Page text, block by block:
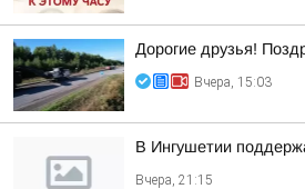
Дорогие друзья!
Вчера, 15:03
В Ингушетии
Вчера, 21:15